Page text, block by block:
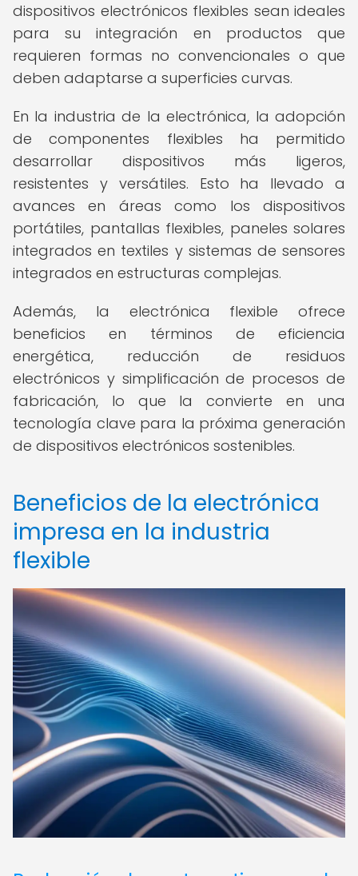
dispositivos electrónicos flexibles sean ideales
para su integración en productos que
requieren formas no convencionales o que
deben adaptarse a superficies curvas.
En la industria de la electrónica, la adopción
de componentes flexibles ha permitido
desarrollar dispositivos más ligeros,
resistentes y versátiles. Esto ha llevado a
avances en áreas como los dispositivos
portátiles, pantallas flexibles, paneles solares
integrados en textiles y sistemas de sensores
integrados en estructuras complejas.
Además, la electrónica flexible ofrece
beneficios en términos de eficiencia
energética, reducción de residuos
electrónicos y simplificación de procesos de
fabricación, lo que la convierte en una
tecnología clave para la próxima generación
de dispositivos electrónicos sostenibles.
Beneficios de la electrónica
impresa en la industria
flexible